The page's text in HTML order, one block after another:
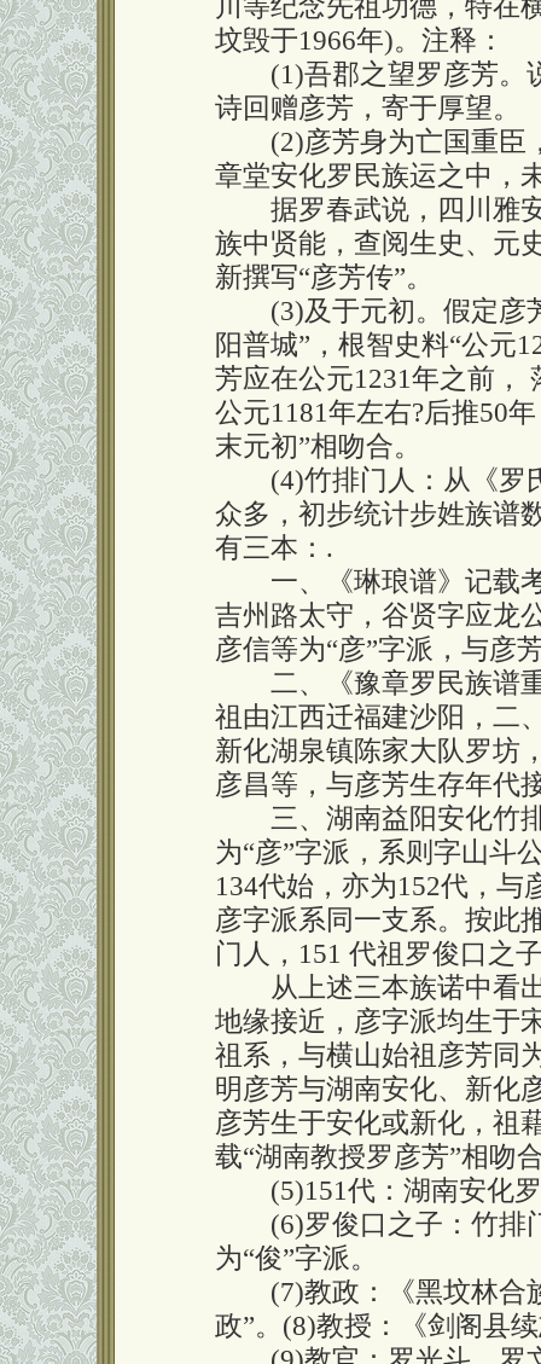
川等纪念先祖功德，特在
坟毁于1966年)。注释：
(1)吾郡之望罗彦芳。
诗回赠彦芳，寄于厚望。
(2)彦芳身为亡国重臣
章堂安化罗民族运之中，
据罗春武说，四川雅安
族中贤能，查阅生史、元
新撰写“彦芳传”。
(3)及于元初。假定彦芳
阳普城”，根智史料“公元
芳应在公元1231年之前，
公元1181年左右?后推50
末元初”相吻合。
(4)竹排门人：从《罗
众多，初步统计步姓族谱
有三本：.
一、《琳琅谱》记载考
吉州路太守，谷贤字应龙
彦信等为“彦”字派，与彦
二、《豫章罗民族谱重
祖由江西迁福建沙阳，二
新化湖泉镇陈家大队罗坊
彦昌等，与彦芳生存年代
三、湖南益阳安化竹排
为“彦”字派，系则字山斗
134代始，亦为152代，
彦字派系同一支系。按此
门人，151 代祖罗俊口之
从上述三本族诺中看出
地缘接近，彦字派均生于
祖系，与横山始祖彦芳同
明彦芳与湖南安化、新化
彦芳生于安化或新化，祖
载“湖南教授罗彦芳”相吻
(5)151代：湖南安化罗
(6)罗俊口之子：竹排
为“俊”字派。
(7)教政：《黑坟林合
政”。(8)教授：《剑阁县